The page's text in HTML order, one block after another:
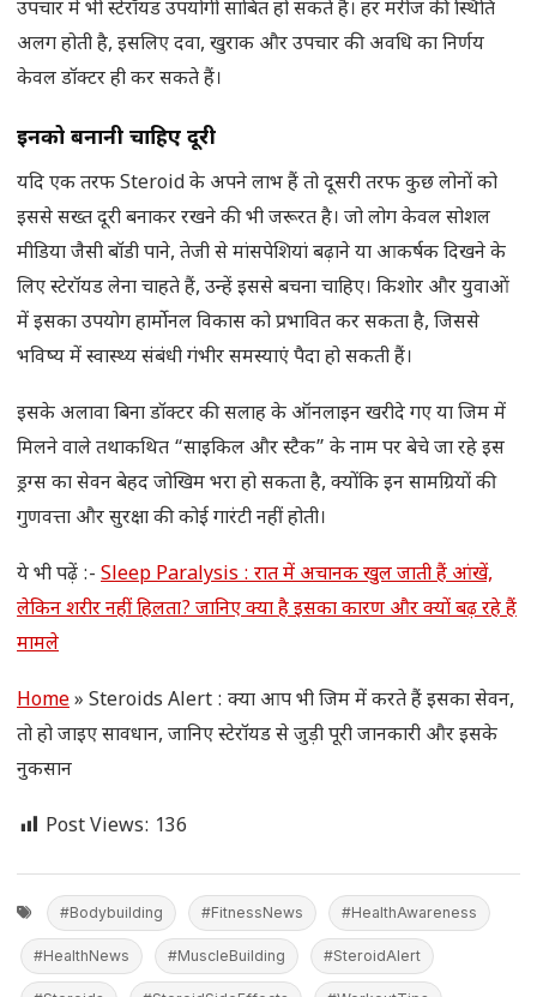
उपचार में भी स्टेरॉयड उपयोगी साबित हो सकते हैं। हर मरीज की स्थिति
अलग होती है, इसलिए दवा, खुराक और उपचार की अवधि का निर्णय
केवल डॉक्टर ही कर सकते हैं।
इनको बनानी चाहिए दूरी
यदि एक तरफ Steroid के अपने लाभ हैं तो दूसरी तरफ कुछ लोनों को
इससे सख्त दूरी बनाकर रखने की भी जरूरत है। जो लोग केवल सोशल
मीडिया जैसी बॉडी पाने, तेजी से मांसपेशियां बढ़ाने या आकर्षक दिखने के
लिए स्टेरॉयड लेना चाहते हैं, उन्हें इससे बचना चाहिए। किशोर और युवाओं
में इसका उपयोग हार्मोनल विकास को प्रभावित कर सकता है, जिससे
भविष्य में स्वास्थ्य संबंधी गंभीर समस्याएं पैदा हो सकती हैं।
इसके अलावा बिना डॉक्टर की सलाह के ऑनलाइन खरीदे गए या जिम में
मिलने वाले तथाकथित “साइकिल और स्टैक” के नाम पर बेचे जा रहे इस
ड्रग्स का सेवन बेहद जोखिम भरा हो सकता है, क्योंकि इन सामग्रियों की
गुणवत्ता और सुरक्षा की कोई गारंटी नहीं होती।
ये भी पढ़ें :- Sleep Paralysis : रात में अचानक खुल जाती हैं आंखें,
लेकिन शरीर नहीं हिलता? जानिए क्या है इसका कारण और क्यों बढ़ रहे हैं
मामले
Home» Steroids Alert : क्या आप भी जिम में करते हैं इसका सेवन,
तो हो जाइए सावधान, जानिए स्टेरॉयड से जुड़ी पूरी जानकारी और इसके
नुकसान
Post Views: 136
#Bodybuilding #FitnessNews #HealthAwareness
#HealthNews #MuscleBuilding #SteroidAlert